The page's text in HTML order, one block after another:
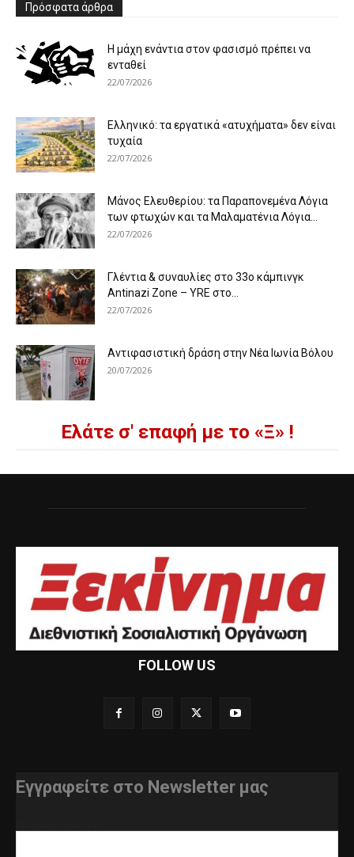
Πρόσφατα άρθρα
Η μάχη ενάντια στον φασισμό πρέπει να
ενταθεί
22/07/2026
Ελληνικό: τα εργατικά «ατυχήματα» δεν είναι
τυχαία
22/07/2026
Μάνος Ελευθερίου: τα Παραπονεμένα Λόγια
των φτωχών και τα Μαλαματένια Λόγια...
22/07/2026
Γλέντια & συναυλίες στο 33ο κάμπινγκ
Antinazi Zone – YRE στο...
22/07/2026
Αντιφασιστική δράση στην Νέα Ιωνία Βόλου
20/07/2026
Ελάτε σ' επαφή με το «Ξ» !
FOLLOW US
Εγγραφείτε στο Newsletter μας